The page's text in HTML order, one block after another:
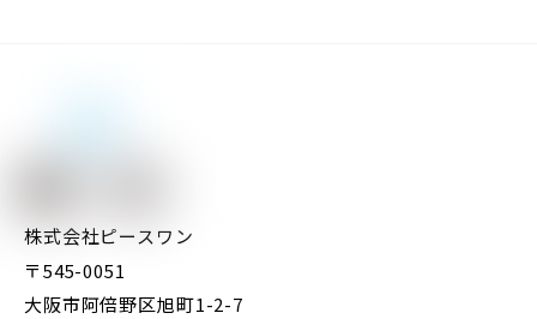
株式会社ピースワン
〒545-0051
大阪市阿倍野区旭町1-2-7